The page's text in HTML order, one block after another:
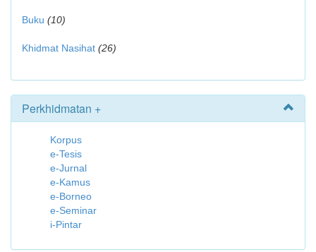
Buku (10)
Khidmat Nasihat (26)
Perkhidmatan +
Korpus
e-Tesis
e-Jurnal
e-Kamus
e-Borneo
e-Seminar
i-Pintar